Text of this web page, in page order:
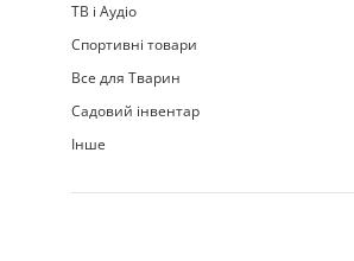
ТВ і Аудіо
Спортивні товари
Все для Тварин
Садовий інвентар
Інше